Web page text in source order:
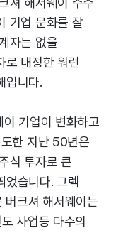
기업 문화를 잘
자는 없을
로 내정한 워런
입니다.
기업이 변화하고
한 지난 50년은
식 투자로 큰
었습니다. 그렉
버크셔 해서웨이는
사업등 다수의